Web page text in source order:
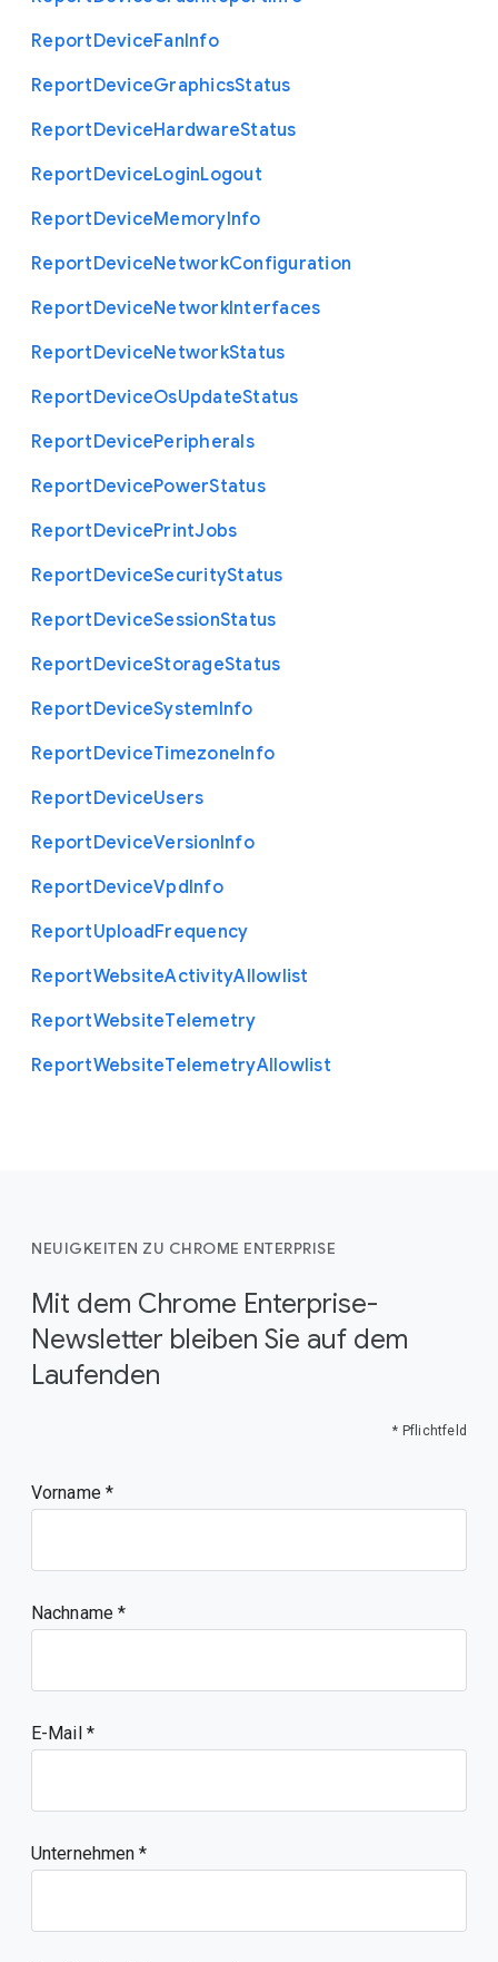
ReportDeviceFanInfo
ReportDeviceGraphicsStatus
ReportDeviceHardwareStatus
ReportDeviceLoginLogout
ReportDeviceMemoryInfo
ReportDeviceNetworkConfiguration
ReportDeviceNetworkInterfaces
ReportDeviceNetworkStatus
ReportDeviceOsUpdateStatus
ReportDevicePeripherals
ReportDevicePowerStatus
ReportDevicePrintJobs
ReportDeviceSecurityStatus
ReportDeviceSessionStatus
ReportDeviceStorageStatus
ReportDeviceSystemInfo
ReportDeviceTimezoneInfo
ReportDeviceUsers
ReportDeviceVersionInfo
ReportDeviceVpdInfo
ReportUploadFrequency
ReportWebsiteActivityAllowlist
ReportWebsiteTelemetry
ReportWebsiteTelemetryAllowlist
NEUIGKEITEN ZU CHROME ENTERPRISE
Mit dem Chrome Enterprise-
Newsletter bleiben Sie auf dem
Laufenden
* Pflichtfeld
Vorname
Nachname
E-Mail
Unternehmen